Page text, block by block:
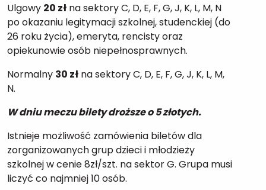
Ulgowy 20 zł na sektory C, D, E, F, G, J, K, L, M, N
po okazaniu legitymacji szkolnej, studenckiej (do
26 roku życia), emeryta, rencisty oraz
opiekunowie osób niepełnosprawnych.
Normalny 30 zł na sektory C, D, E, F, G, J, K, L, M,
N.
W dniu meczu bilety droższe o 5 złotych.
Istnieje możliwość zamówienia biletów dla
zorganizowanych grup dzieci i młodzieży
szkolnej w cenie 8zł/szt. na sektor G. Grupa musi
liczyć co najmniej 10 osób.